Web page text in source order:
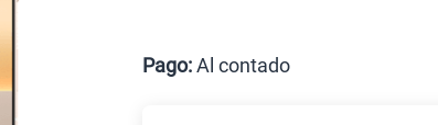
Pago:Al contado